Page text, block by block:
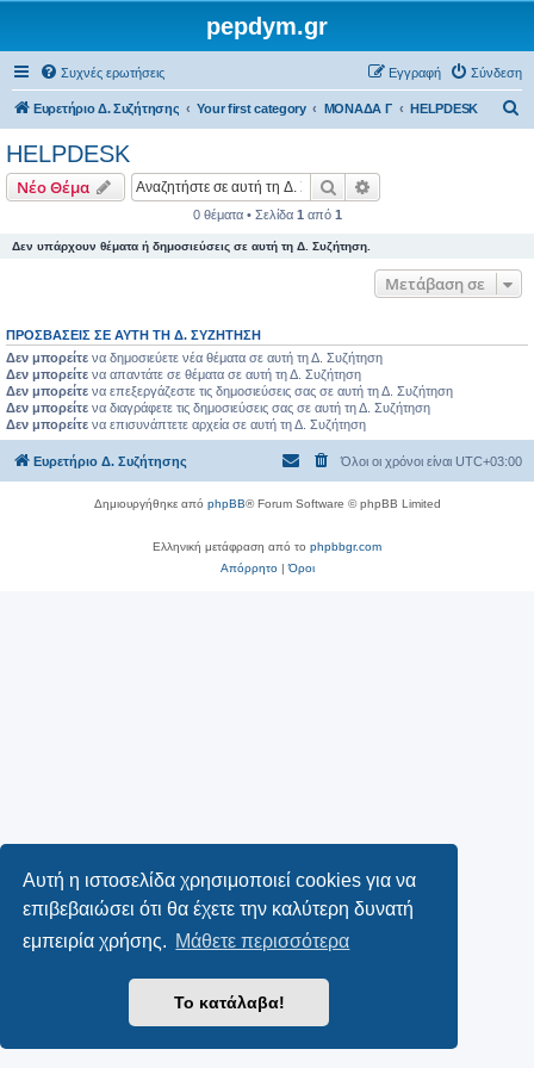
Αυτή η ιστοσελίδα χρησιμοποιεί cookies για να
επιβεβαιώσει ότι θα έχετε την καλύτερη δυνατή
εμπειρία χρήσης. Μάθετε περισσότερα
Το κατάλαβα!
pepdym.gr
Συχνές ερωτήσεις Σύνδεση
Εγγραφή
Ευρετήριο Δ. Συζήτησης Your first category ΜΟΝΑΔΑ Γ HELPDESK
HELPDESK
Νέο Θέμα Αναζήτηση
0 θέματα • Σελίδα 1 από 1
Δεν υπάρχουν θέματα ή δημοσιεύσεις σε αυτή τη Δ. Συζήτηση.
Μετάβαση σε
ΠΡΟΣΒΆΣΕΙΣ ΣΕ ΑΥΤΉ ΤΗ Δ. ΣΥΖΉΤΗΣΗ
Δεν μπορείτε να δημοσιεύετε νέα θέματα σε αυτή τη Δ. Συζήτηση
Δεν μπορείτε να απαντάτε σε θέματα σε αυτή τη Δ. Συζήτηση
Δεν μπορείτε να επεξεργάζεστε τις δημοσιεύσεις σας σε αυτή τη Δ. Συζήτηση
Δεν μπορείτε να διαγράφετε τις δημοσιεύσεις σας σε αυτή τη Δ. Συζήτηση
Δεν μπορείτε να επισυνάπτετε αρχεία σε αυτή τη Δ. Συζήτηση
Ευρετήριο Δ. Συζήτησης Όλοι οι χρόνοι είναι UTC+03:00
Δημιουργήθηκε από phpBB® Forum Software © phpBB Limited
Ελληνική μετάφραση από το phpbbgr.com
Απόρρητο|Όροι